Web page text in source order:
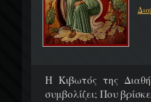
H Κιβωτός της
συμβολίζει; Που